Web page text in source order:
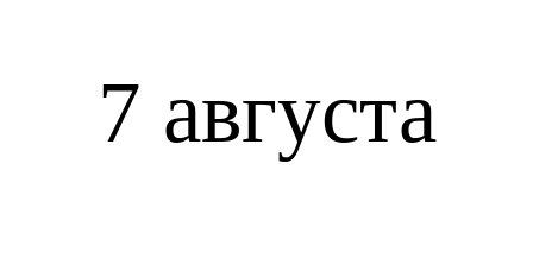
7 августа